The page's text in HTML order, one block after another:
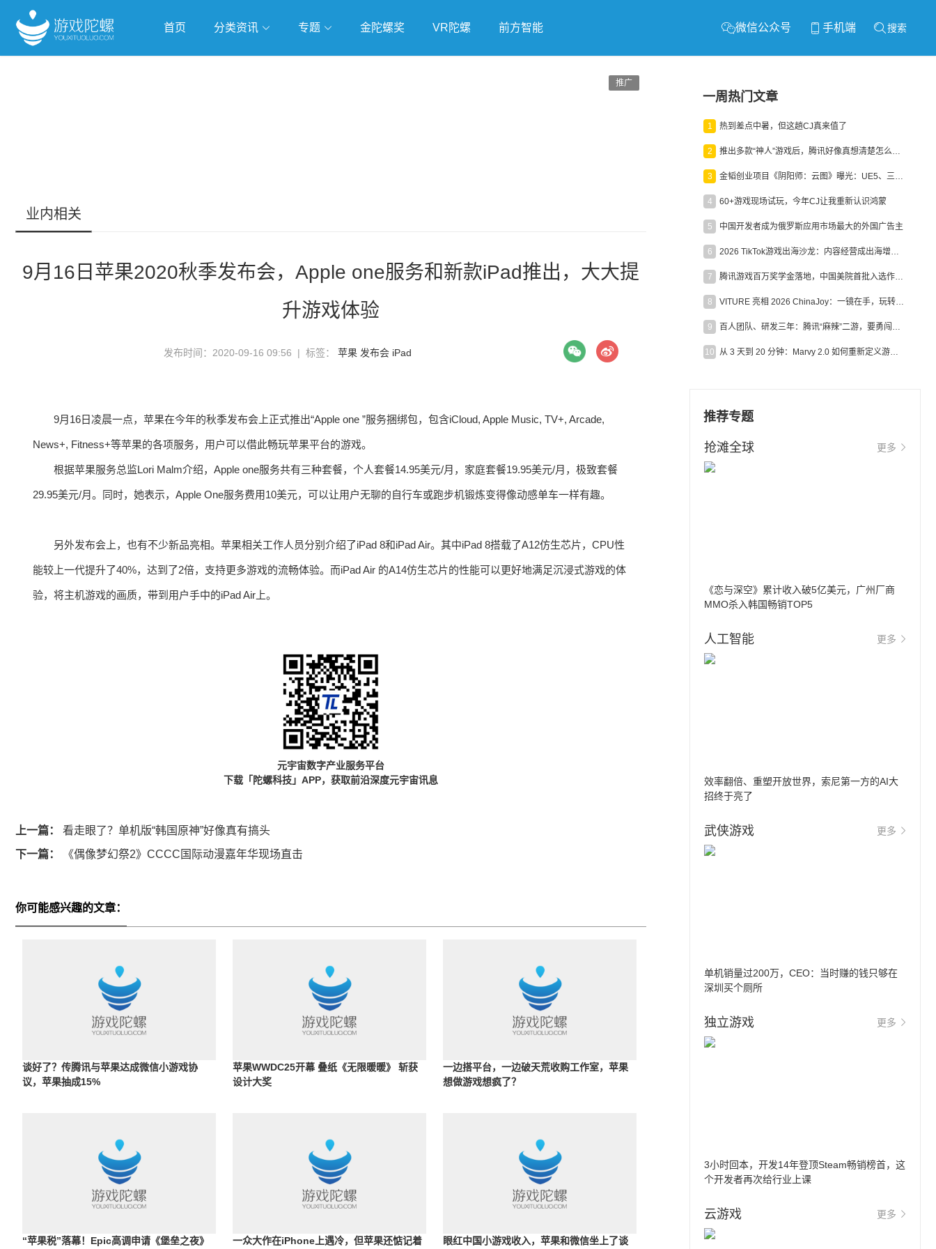
首页 分类资讯 专题 金陀螺奖 VR陀螺 前方智能 微信公众号 手机端 搜索
推广
业内相关
9月16日苹果2020秋季发布会，Apple one服务和新款iPad推出，大大提
升游戏体验
发布时间：2020-09-16 09:56 | 标签： 苹果 发布会 iPad
9月16日凌晨一点，苹果在今年的秋季发布会上正式推出“Apple one ”服务捆绑包，包含iCloud, Apple Music, TV+, Arcade,
News+, Fitness+等苹果的各项服务，用户可以借此畅玩苹果平台的游戏。
根据苹果服务总监Lori Malm介绍，Apple one服务共有三种套餐，个人套餐14.95美元/月，家庭套餐19.95美元/月，极致套餐
29.95美元/月。同时，她表示，Apple One服务费用10美元，可以让用户无聊的自行车或跑步机锻炼变得像动感单车一样有趣。
另外发布会上，也有不少新品亮相。苹果相关工作人员分别介绍了iPad 8和iPad Air。其中iPad 8搭载了A12仿生芯片，CPU性
能较上一代提升了40%，达到了2倍，支持更多游戏的流畅体验。而iPad Air 的A14仿生芯片的性能可以更好地满足沉浸式游戏的体
验，将主机游戏的画质，带到用户手中的iPad Air上。
元宇宙数字产业服务平台
下载「陀螺科技」APP，获取前沿深度元宇宙讯息
上一篇： 看走眼了？单机版“韩国原神”好像真有搞头
下一篇：
《偶像梦幻祭2》CCCC国际动漫嘉年华现场直击
你可能感兴趣的文章：
谈好了？传腾讯与苹果达成微信小游戏协
议，苹果抽成15%
苹果WWDC25开幕 叠纸《无限暖暖》 斩获
设计大奖
一边搭平台，一边破天荒收购工作室，苹果
想做游戏想疯了？
“苹果税”落幕！Epic高调申请《堡垒之夜》 一众大作在iPhone上遇冷，但苹果还惦记着 眼红中国小游戏收入，苹果和微信坐上了谈
一周热门文章
1 热到差点中暑，但这趟CJ真来值了
2 推出多款“神人”游戏后，腾讯好像真想清楚怎么做二次元了
3 金韬创业项目《阴阳师：云图》曝光：UE5、三端互通、ARPG
4 60+游戏现场试玩，今年CJ让我重新认识鸿蒙
5 中国开发者成为俄罗斯应用市场最大的外国广告主
6 2026 TikTok游戏出海沙龙：内容经营成出海增长新引擎
7 腾讯游戏百万奖学金落地，中国美院首批入选作品获业内关注
8 VITURE 亮相 2026 ChinaJoy：一镜在手，玩转全场！
9 百人团队、研发三年：腾讯“麻辣”二游，要勇闯男性恋爱市场
10 从 3 天到 20 分钟：Marvy 2.0 如何重新定义游戏出海营销效率？
推荐专题
抢滩全球 更多
《恋与深空》累计收入破5亿美元，广州厂商
MMO杀入韩国畅销TOP5
人工智能 更多
效率翻倍、重塑开放世界，索尼第一方的AI大
招终于亮了
武侠游戏 更多
单机销量过200万，CEO：当时赚的钱只够在
深圳买个厕所
独立游戏 更多
3小时回本，开发14年登顶Steam畅销榜首，这
个开发者再次给行业上课
云游戏 更多